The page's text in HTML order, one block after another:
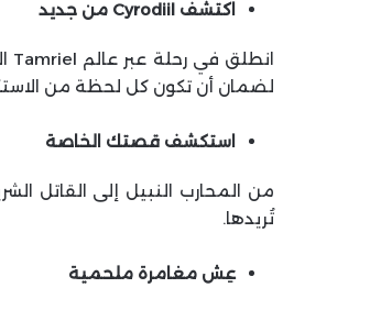
اكتشف Cyrodiil من جديد
لضمان أن تكون كل لحظة من
استكشف قصتك الخاصة
من المحارب النبيل إلى القاتل
تُريدها.
عِش مغامرة ملحمية